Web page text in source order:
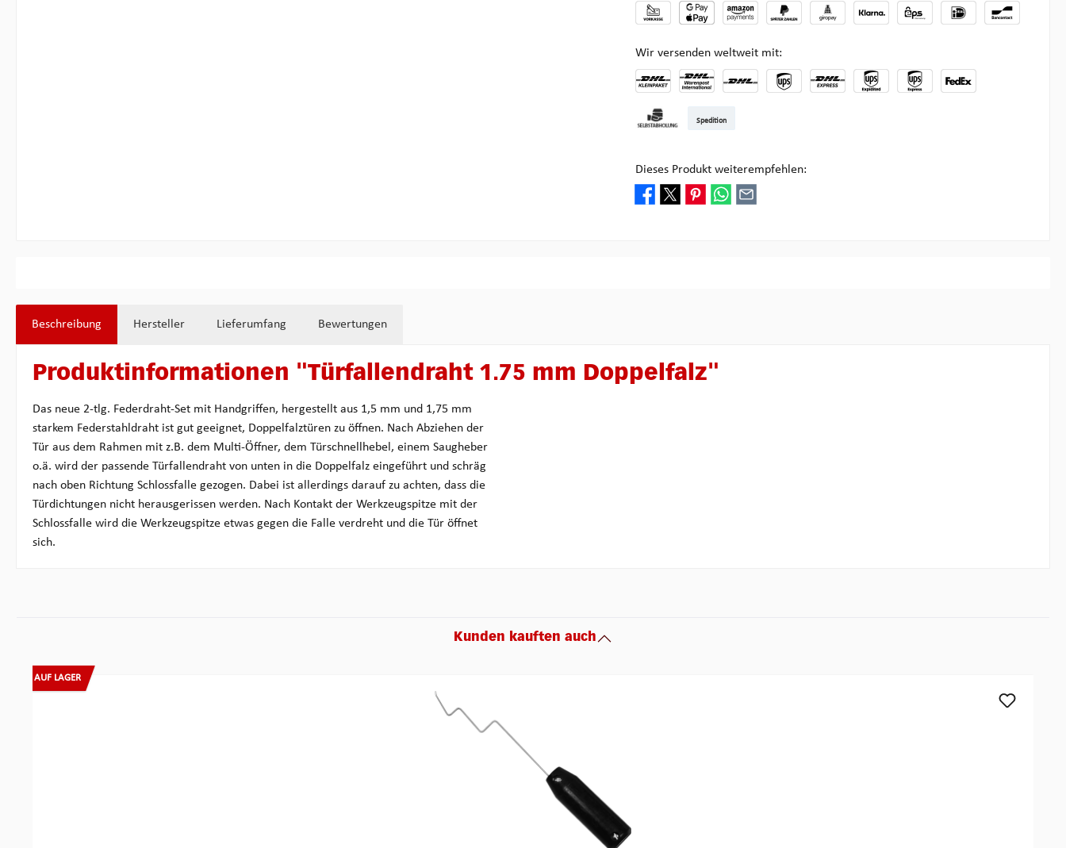
Wir versenden weltweit mit:
Spedition
Dieses Produkt weiterempfehlen:
Beschreibung Hersteller Lieferumfang Bewertungen
Produktinformationen "Türfallendraht 1.75 mm Doppelfalz"
Das neue 2-tlg. Federdraht-Set mit Handgriffen, hergestellt aus 1,5 mm und 1,75 mm
starkem Federstahldraht ist gut geeignet, Doppelfalztüren zu öffnen. Nach Abziehen der
Tür aus dem Rahmen mit z.B. dem Multi-Öffner, dem Türschnellhebel, einem Saugheber
o.ä. wird der passende Türfallendraht von unten in die Doppelfalz eingeführt und schräg
nach oben Richtung Schlossfalle gezogen. Dabei ist allerdings darauf zu achten, dass die
Türdichtungen nicht herausgerissen werden. Nach Kontakt der Werkzeugspitze mit der
Schlossfalle wird die Werkzeugspitze etwas gegen die Falle verdreht und die Tür öffnet
sich.
Kunden kauften auch
Produktgalerie überspringen
AUF LAGER